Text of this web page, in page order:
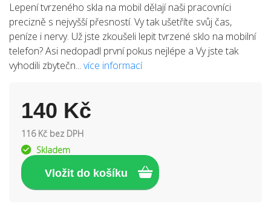
Lepení tvrzeného skla na mobil dělají naši pracovníci
precizně s nejvyšší přesností. Vy tak ušetříte svůj čas,
peníze i nervy. Už jste zkoušeli lepit tvrzené sklo na mobilní
telefon? Asi nedopadl první pokus nejlépe a Vy jste tak
vyhodili zbytečn... více informací
140 Kč
116 Kč bez DPH
Skladem